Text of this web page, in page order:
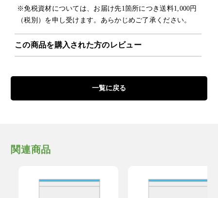
※免税資材については、お届け先1箇所につき送料1,000円
（税別）を申し受けます。あらかじめご了承ください。
この商品を購入された方のレビュー
一覧に戻る
関連商品